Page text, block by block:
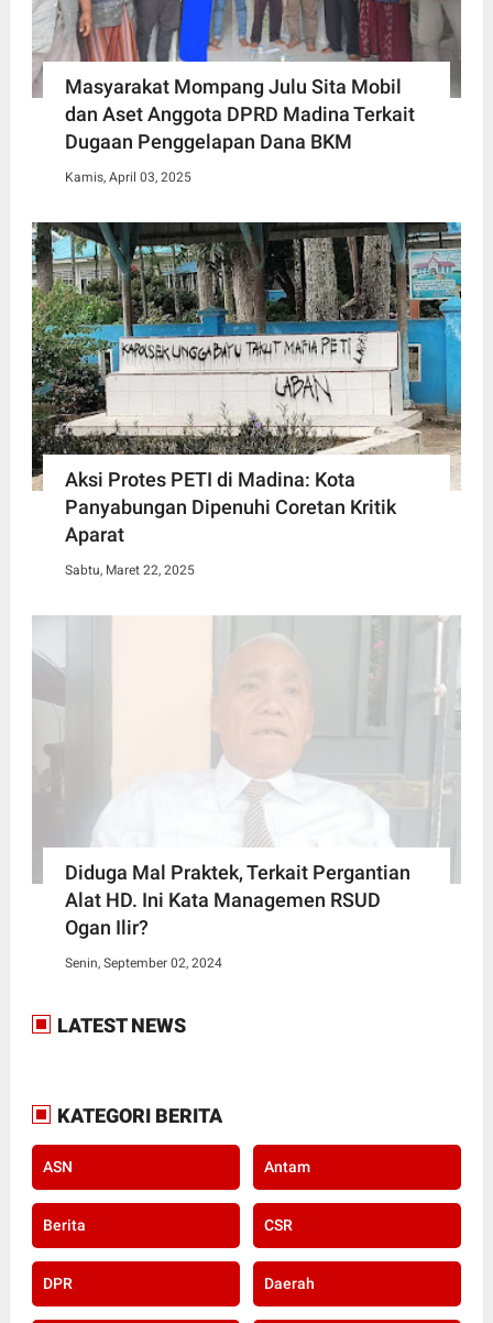
Masyarakat Mompang Julu Sita Mobil
dan Aset Anggota DPRD Madina Terkait
Dugaan Penggelapan Dana BKM
Kamis, April 03, 2025
Aksi Protes PETI di Madina: Kota
Panyabungan Dipenuhi Coretan Kritik
Aparat
Sabtu, Maret 22, 2025
Diduga Mal Praktek, Terkait Pergantian
Alat HD. Ini Kata Managemen RSUD
Ogan Ilir?
Senin, September 02, 2024
LATEST NEWS
KATEGORI BERITA
ASN Antam
Berita CSR
DPR Daerah